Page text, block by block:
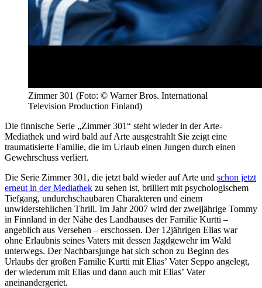
Zimmer 301 (Foto: © Warner Bros. International
Television Production Finland)
Die finnische Serie „Zimmer 301“ steht wieder in der Arte-
Mediathek und wird bald auf Arte ausgestrahlt Sie zeigt eine
traumatisierte Familie, die im Urlaub einen Jungen durch einen
Gewehrschuss verliert.
Die Serie Zimmer 301, die jetzt bald wieder auf Arte und schon jetzt
erneut in der Mediathek zu sehen ist, brilliert mit psychologischem
Tiefgang, undurchschaubaren Charakteren und einem
unwiderstehlichen Thrill. Im Jahr 2007 wird der zweijährige Tommy
in Finnland in der Nähe des Landhauses der Familie Kurtti –
angeblich aus Versehen – erschossen. Der 12jährigen Elias war
ohne Erlaubnis seines Vaters mit dessen Jagdgewehr im Wald
unterwegs. Der Nachbarsjunge hat sich schon zu Beginn des
Urlaubs der großen Familie Kurtti mit Elias’ Vater Seppo angelegt,
der wiederum mit Elias und dann auch mit Elias’ Vater
aneinandergeriet.